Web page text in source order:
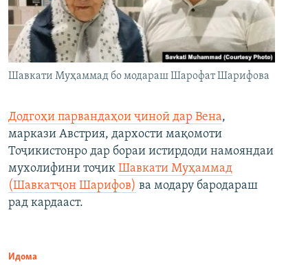
Шавкати Муҳаммад бо модараш Шарофат Шарифова
Додгоҳи парвандаҳои ҷиноӣ дар Вена,
маркази Австрия, дархости мақомоти
Тоҷикистонро дар бораи истирдоди намояндаи
мухолифини тоҷик Шавкати Муҳаммад
(Шавкатҷон Шарифов) ва модару бародараш
рад кардааст.
Идома